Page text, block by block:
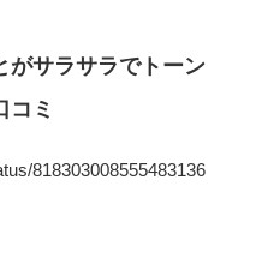
がサラサラでトーン
コミ
818303008555483136